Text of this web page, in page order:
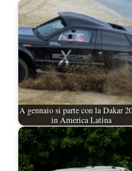
A gennaio si parte con la Dakar
in America Latina